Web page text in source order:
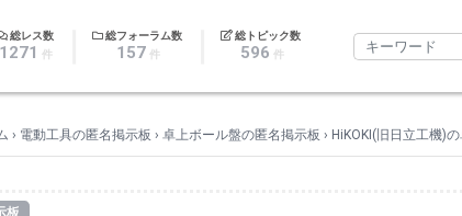
総レス数
1271 件
総フォーラム数
157 件
総トピック数
596 件
› 電動工具の匿名掲示板 › 卓上ボール盤の匿名掲示板 › HiKOKI(旧日立工機)
板